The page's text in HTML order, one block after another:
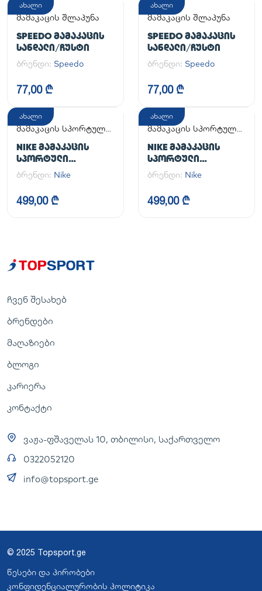
ახალი
მამაკაცის შლაპუნა
SPEEDO ᲛᲐᲛᲐᲙᲐᲪᲘᲡ
ᲡᲐᲜᲓᲐᲚᲘ/ᲩᲣᲡᲢᲘ
ბრენდი: Speedo
77,00 ₾
ახალი
მამაკაცის შლაპუნა
SPEEDO ᲛᲐᲛᲐᲙᲐᲪᲘᲡ
ᲡᲐᲜᲓᲐᲚᲘ/ᲩᲣᲡᲢᲘ
ბრენდი: Speedo
77,00 ₾
ახალი
მამაკაცის სპორტული
NIKE ᲛᲐᲛᲐᲙᲐᲪᲘᲡ
ᲡᲞᲝᲠᲢᲣᲚᲘ
ᲤᲔᲮᲡᲐᲪᲛᲔᲚᲘ AIR
FORCE 1 '07
ბრენდი: Nike
499,00 ₾
ახალი
მამაკაცის სპორტული
NIKE ᲛᲐᲛᲐᲙᲐᲪᲘᲡ
ᲡᲞᲝᲠᲢᲣᲚᲘ
ᲤᲔᲮᲡᲐᲪᲛᲔᲚᲘ AIR
FORCE 1 '07
ბრენდი: Nike
499,00 ₾
ჩვენ შესახებ
ბრენდები
მაღაზიები
ბლოგი
კარიერა
კონტაქტი
ვაჟა-ფშაველას 10, თბილისი, საქართველო
0322052120
info@topsport.ge
© 2025 Topsport.ge
წესები და პირობები
კონფიდენციალურობის პოლიტიკა